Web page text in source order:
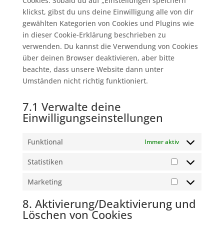
klickst, gibst du uns deine Einwilligung alle von dir
gewählten Kategorien von Cookies und Plugins wie
in dieser Cookie-Erklärung beschrieben zu
verwenden. Du kannst die Verwendung von Cookies
über deinen Browser deaktivieren, aber bitte
beachte, dass unsere Website dann unter
Umständen nicht richtig funktioniert.
7.1 Verwalte deine
Einwilligungseinstellungen
Funktional Immer aktiv
Statistiken
Statistiken
Marketing
Marketing
8. Aktivierung/Deaktivierung und
Löschen von Cookies